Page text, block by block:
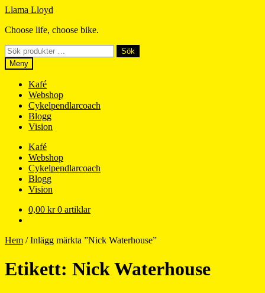
Hoppa
navigering
Hoppa
innehåll
Llama Lloyd
Choose life, choose bike.
Sök
efter:
Sök
Meny
Kafé
Webshop
Cykelpendlarcoach
Blogg
Vision
Kafé
Webshop
Cykelpendlarcoach
Blogg
Vision
0,00 kr 0 artiklar
Hem /Inlägg märkta ”Nick Waterhouse”
Etikett: Nick Waterhouse